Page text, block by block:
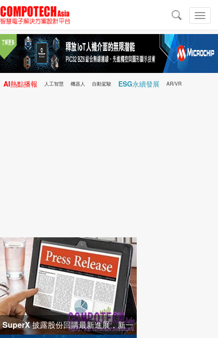
切
換
導
航
AI熱點播報 人工智慧 機器人 自動駕駛 ESG永續發展 AR/VR
SuperX 披露股份回購最新進展，新一